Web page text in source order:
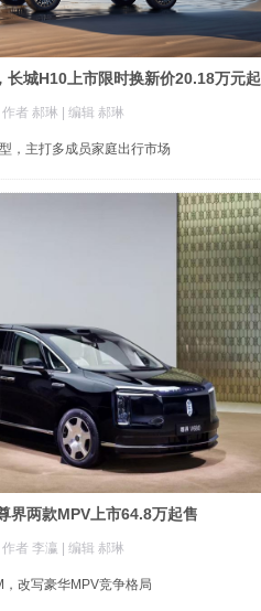
长城H10上市限时换新价20.18万元起
作者 郝琳 | 编辑 郝琳
，主打多成员家庭出行市场
界两款MPV上市64.8万起售
作者 李瀛 | 编辑 郝琳
改写豪华MPV竞争格局